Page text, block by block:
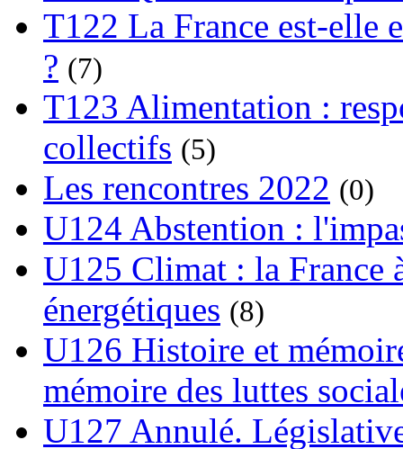
T122 La France est-elle
? (7)
T123 Alimentation :
collectifs (5)
Les rencontres 2022 (0)
U124 Abstention :
U125 Climat : la France
énergétiques (8)
U126 Histoire et
mémoire des luttes
U127 Annulé.